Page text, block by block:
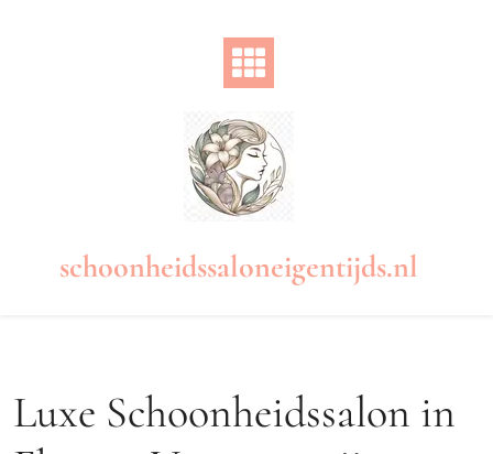
schoonheidssaloneigentijds.nl
Luxe Schoonheidssalon in